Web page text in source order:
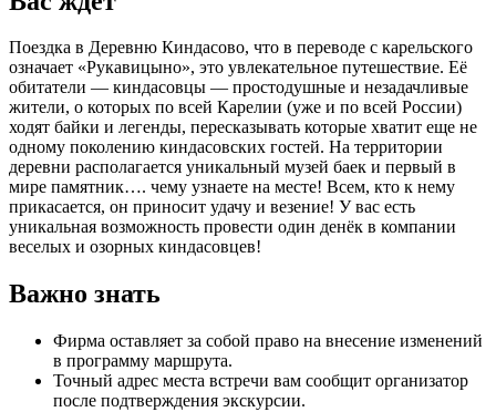
Поездка в Деревню Киндасово, что в переводе с карельского
означает «Рукавицыно», это увлекательное путешествие. Её
обитатели — киндасовцы — простодушные и незадачливые
жители, о которых по всей Карелии (уже и по всей России)
ходят байки и легенды, пересказывать которые хватит еще не
одному поколению киндасовских гостей. На территории
деревни располагается уникальный музей баек и первый в
мире памятник…. чему узнаете на месте! Всем, кто к нему
прикасается, он приносит удачу и везение! У вас есть
уникальная возможность провести один денёк в компании
веселых и озорных киндасовцев!
Важно знать
Фирма оставляет за собой право на внесение изменений
в программу маршрута.
Точный адрес места встречи вам сообщит организатор
после подтверждения экскурсии.